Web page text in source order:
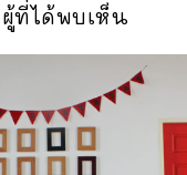
ที่ได้พบเห็น